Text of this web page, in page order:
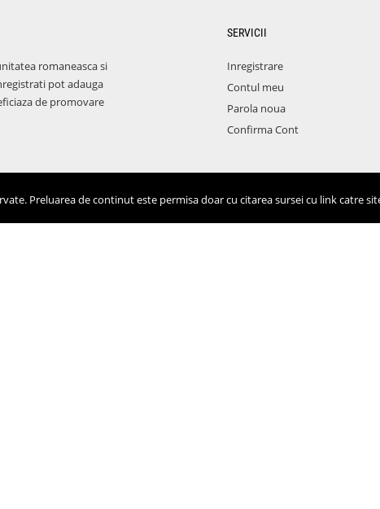
romaneasca si
pot adauga
de promovare
SERVICII
Inregistrare
Contul meu
Parola noua
Confirma Cont
Preluarea de continut este permisa doar cu citarea sursei cu link catre